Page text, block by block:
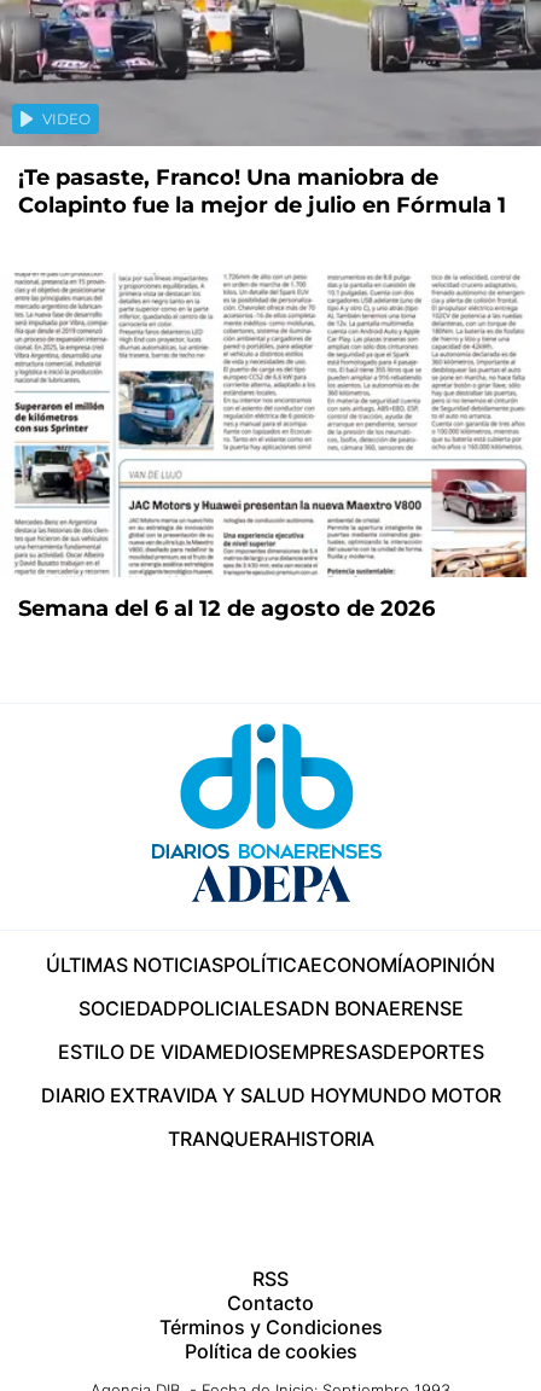
VIDEO
¡Te pasaste, Franco! Una maniobra de
Colapinto fue la mejor de julio en Fórmula 1
Semana del 6 al 12 de agosto de 2026
ÚLTIMAS NOTICIASPOLÍTICAECONOMÍAOPINIÓN
SOCIEDADPOLICIALESADN BONAERENSE
ESTILO DE VIDAMEDIOSEMPRESASDEPORTES
DIARIO EXTRAVIDA Y SALUD HOYMUNDO MOTOR
TRANQUERAHISTORIA
RSS
Contacto
Términos y Condiciones
Política de cookies